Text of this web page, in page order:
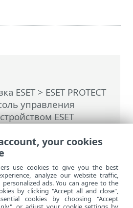
ESET> ESET PROTECT
управления
ESET
your cookies
use cookies to give you the best
analyze our website traffic,
ads. You can agree to the
by clicking "Accept all and close",
cookies by choosing "Accept